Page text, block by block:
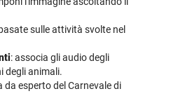
sulle attività svolte nel
: associa gli audio degli
degli animali.
da esperto del Carnevale di